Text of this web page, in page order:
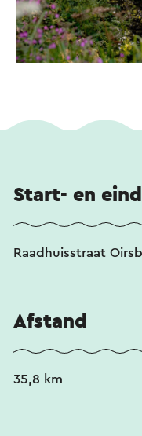
Kijk voor meer
Start- en
Raadhuisstraat
Afstand
35,8 km